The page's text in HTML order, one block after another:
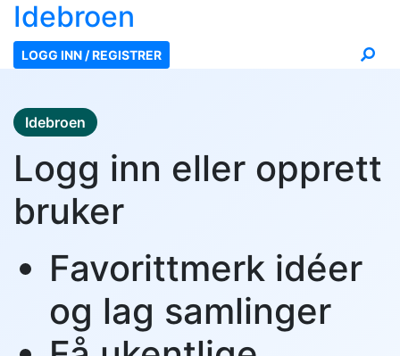
Idebroen
LOGG INN / REGISTRER
Idebroen
Logg inn eller opprett
bruker
Favorittmerk idéer
og lag samlinger